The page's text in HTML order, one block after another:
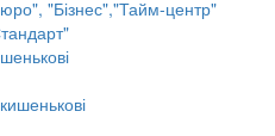
"Бізнес","Тайм-центр"